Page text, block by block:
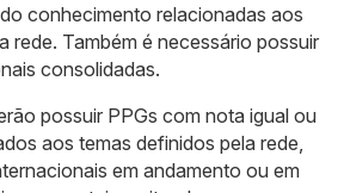
conhecimento relacionadas aos
rede. Também é necessário possuir
consolidadas.
possuir PPGs com nota igual ou
aos temas definidos pela rede,
em andamento ou em